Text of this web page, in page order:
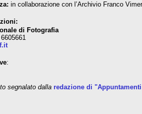
in collaborazione con l’Archivio Franco
di Fotografia
:
segnalato dalla redazione di